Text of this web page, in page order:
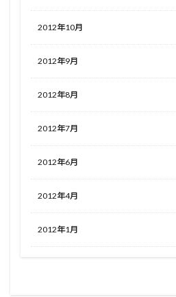
2012年10月
2012年9月
2012年8月
2012年7月
2012年6月
2012年4月
2012年1月